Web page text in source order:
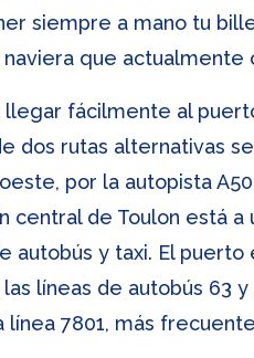
siempre a mano tu
naviera que
fácilmente al
dos rutas alternativas
por la autopista
central de Toulon está
autobús y taxi. El
líneas de autobús 63
línea 7801, más